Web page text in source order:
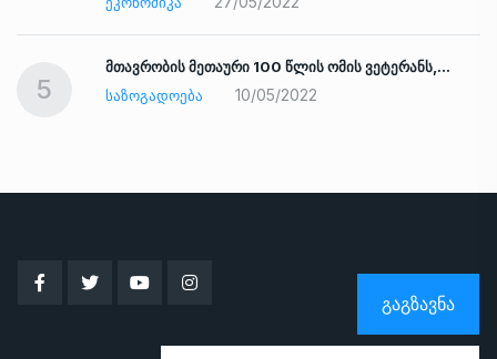
5
მთავრობის მეთაური 100 წლის ომის ვეტერანს,…
ᲡᲐᲖᲝᲒᲐᲓᲝᲔᲑᲐ
10/05/2022
ᲒᲐᲒᲖᲐᲕᲜᲐ